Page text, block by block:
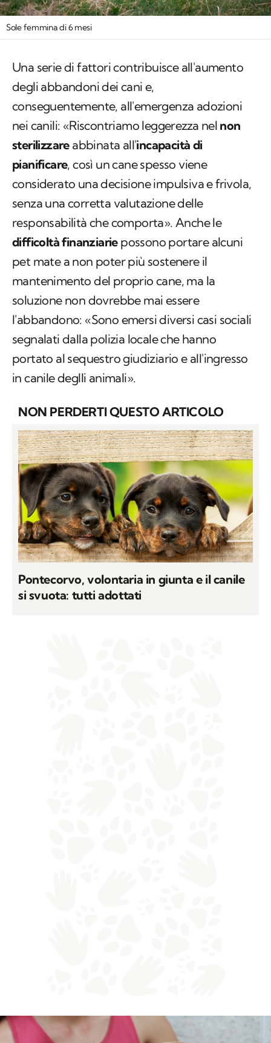
Sole femmina di 6 mesi
Una serie di fattori contribuisce all'aumento
degli abbandoni dei cani e,
conseguentemente, all'emergenza adozioni
nei canili: «Riscontriamo leggerezza nel non
sterilizzareabbinata all'incapacità di
pianificare, così un cane spesso viene
considerato una decisione impulsiva e frivola,
senza una corretta valutazione delle
responsabilità che comporta». Anche le
difficoltà finanziariepossono portare alcuni
pet mate a non poter più sostenere il
mantenimento del proprio cane, ma la
soluzione non dovrebbe mai essere
l'abbandono: «Sono emersi diversi casi sociali
segnalati dalla polizia locale che hanno
portato al sequestro giudiziario e all'ingresso
in canile deglli animali».
NON PERDERTI QUESTO ARTICOLO
Pontecorvo, volontaria in giunta e il canile
si svuota: tutti adottati